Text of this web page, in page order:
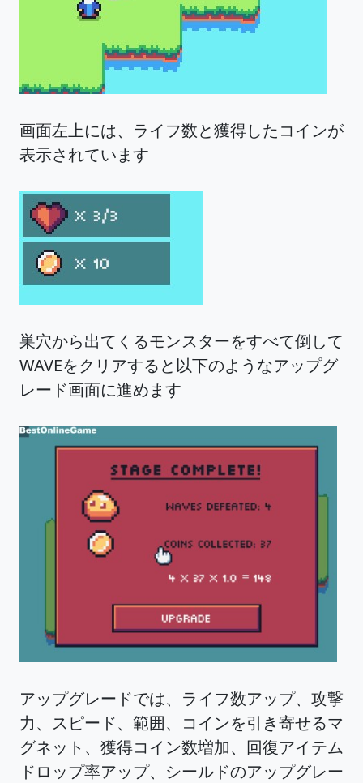
画面左上には、ライフ数と獲得したコインが
表示されています
巣穴から出てくるモンスターをすべて倒して
WAVEをクリアすると以下のようなアップグ
レード画面に進めます
アップグレードでは、ライフ数アップ、攻撃
力、スピード、範囲、コインを引き寄せるマ
グネット、獲得コイン数増加、回復アイテム
ドロップ率アップ、シールドのアップグレー